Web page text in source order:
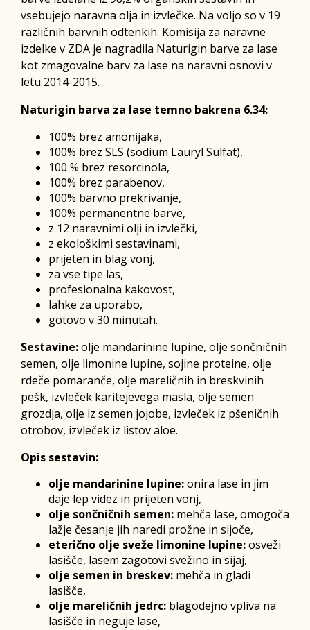
vsebujejo naravna olja in izvlečke. Na voljo so v 19
različnih barvnih odtenkih. Komisija za naravne
izdelke v ZDA je nagradila Naturigin barve za lase
kot zmagovalne barv za lase na naravni osnovi v
letu 2014-2015.
Naturigin barva za lase temno bakrena 6.34:
100% brez amonijaka,
100% brez SLS (sodium Lauryl Sulfat),
100 % brez resorcinola,
100% brez parabenov,
100% barvno prekrivanje,
100% permanentne barve,
z 12 naravnimi olji in izvlečki,
z ekološkimi sestavinami,
prijeten in blag vonj,
za vse tipe las,
profesionalna kakovost,
lahke za uporabo,
gotovo v 30 minutah.
Sestavine:olje mandarinine lupine, olje sončničnih
semen, olje limonine lupine, sojine proteine, olje
rdeče pomaranče, olje mareličnih in breskvinih
pešk, izvleček karitejevega masla, olje semen
grozdja, olje iz semen jojobe, izvleček iz pšeničnih
otrobov, izvleček iz listov aloe.
Opis sestavin:
olje mandarinine lupine:onira lase in jim
daje lep videz in prijeten vonj,
olje sončničnih semen: mehča lase, omogoča
lažje česanje jih naredi prožne in sijoče,
eterično olje sveže limonine lupine:osveži
lasišče, lasem zagotovi svežino in sijaj,
olje semen in breskev: mehča in gladi
lasišče,
olje mareličnih jedrc: blagodejno vpliva na
lasišče in neguje lase,